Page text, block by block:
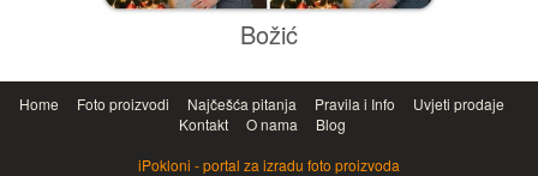
Božić
Home Foto proizvodi Najčešća pitanja Pravila i Info
Uvjeti prodaje
Kontakt
O nama
Blog
iPokloni - portal za izradu foto proizvoda